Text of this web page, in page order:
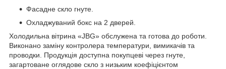
Фасадне скло гнуте.
Охладжуваний бокс на 2 дверей.
Холодильна вітрина «JBG» обслужена та готова до роботи.
Виконано заміну контролера температури, вимикачів та
проводки. Продукція доступна покупцеві через гнуте,
загартоване оглядове скло з низьким коефіцієнтом